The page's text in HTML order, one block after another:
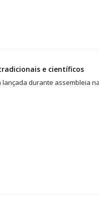
e científicos
durante assembleia